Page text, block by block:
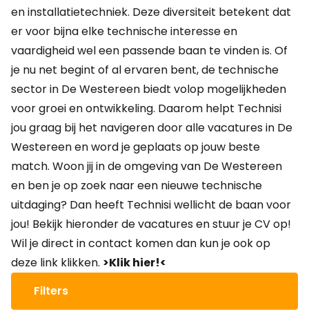
en installatietechniek. Deze diversiteit betekent dat
er voor bijna elke technische interesse en
vaardigheid wel een passende baan te vinden is. Of
je nu net begint of al ervaren bent, de technische
sector in De Westereen biedt volop mogelijkheden
voor groei en ontwikkeling. Daarom helpt Technisi
jou graag bij het navigeren door alle vacatures in De
Westereen en word je geplaats op jouw beste
match. Woon jij in de omgeving van De Westereen
en ben je op zoek naar een nieuwe technische
uitdaging? Dan heeft Technisi wellicht de baan voor
jou! Bekijk hieronder de vacatures en stuur je CV op!
Wil je direct in contact komen dan kun je ook op
deze link klikken. >Klik hier!<
Filters